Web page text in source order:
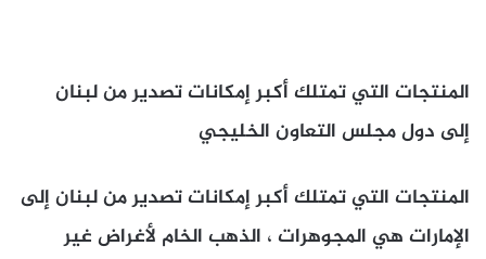
المنتجات التي تمتلك أكبر إمكانات تصدير من لبنان
إلى دول مجلس التعاون الخليجي
المنتجات التي تمتلك أكبر إمكانات تصدير من لبنان إلى
الإمارات هي المجوهرات ، الذهب الخام لأغراض غير